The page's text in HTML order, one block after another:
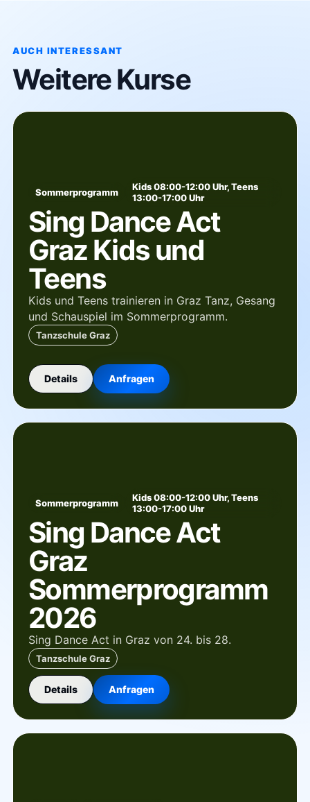
AUCH INTERESSANT
Weitere Kurse
Sommerprogramm
Kids 08:00-12:00 Uhr, Teens
13:00-17:00 Uhr
Sing Dance Act
Graz Kids und
Teens
Kids und Teens trainieren in Graz Tanz, Gesang
und Schauspiel im Sommerprogramm.
Tanzschule Graz
Details Anfragen
Sommerprogramm
Kids 08:00-12:00 Uhr, Teens
13:00-17:00 Uhr
Sing Dance Act
Graz
Sommerprogramm
2026
Sing Dance Act in Graz von 24. bis 28.
Tanzschule Graz
Details Anfragen